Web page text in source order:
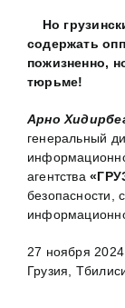
Но
содержать
пожизненно,
тюрьме!
Арно
генеральный
агентства
безопасности,
27 ноября 2024
Грузия,